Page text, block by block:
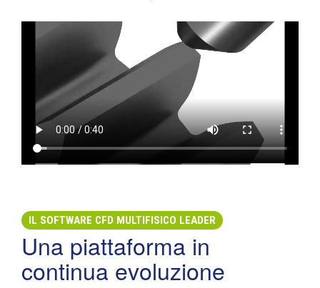
IL SOFTWARE CFD MULTIFISICO LEADER
Una piattaforma in
continua evoluzione